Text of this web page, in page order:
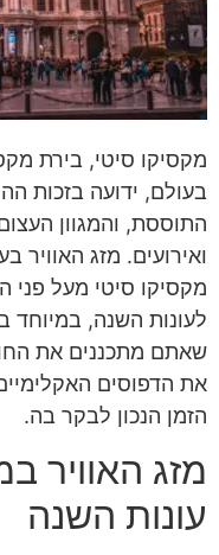
מקסיקו סיטי, בירת
בעולם, ידועה בזכות
התוססת, והמגוון
ואירועים. מזג האוויר
מקסיקו סיטי מעל
לעונות השנה, במיוחד
שאתם מתכננים את
את הדפוסים
הזמן הנכון לבקר בה.
מזג האוויר
עונות השנה